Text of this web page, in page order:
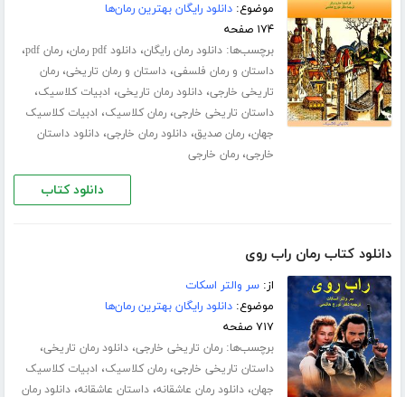
موضوع:دانلود رایگان بهترین رمان‌ها
۱۷۴ صفحه
برچسب‌ها:دانلود رمان رایگان،دانلود pdf رمان ،رمان pdf ،
داستان و رمان فلسفی،داستان و رمان تاریخی،رمان
تاریخی خارجی،دانلود رمان تاریخی، ادبیات کلاسیک،
داستان تاریخی خارجی،رمان کلاسیک، ادبیات کلاسیک
جهان،رمان صدیق،دانلود رمان خارجی،دانلود داستان
خارجی،رمان خارجی
دانلود کتاب
دانلود کتاب رمان راب روی
از:سر والتر اسکات
موضوع:دانلود رایگان بهترین رمان‌ها
۷۱۷ صفحه
برچسب‌ها:رمان تاریخی خارجی،دانلود رمان تاریخی،
داستان تاریخی خارجی،رمان کلاسیک، ادبیات کلاسیک
جهان،دانلود رمان عاشقانه،داستان عاشقانه،دانلود رمان